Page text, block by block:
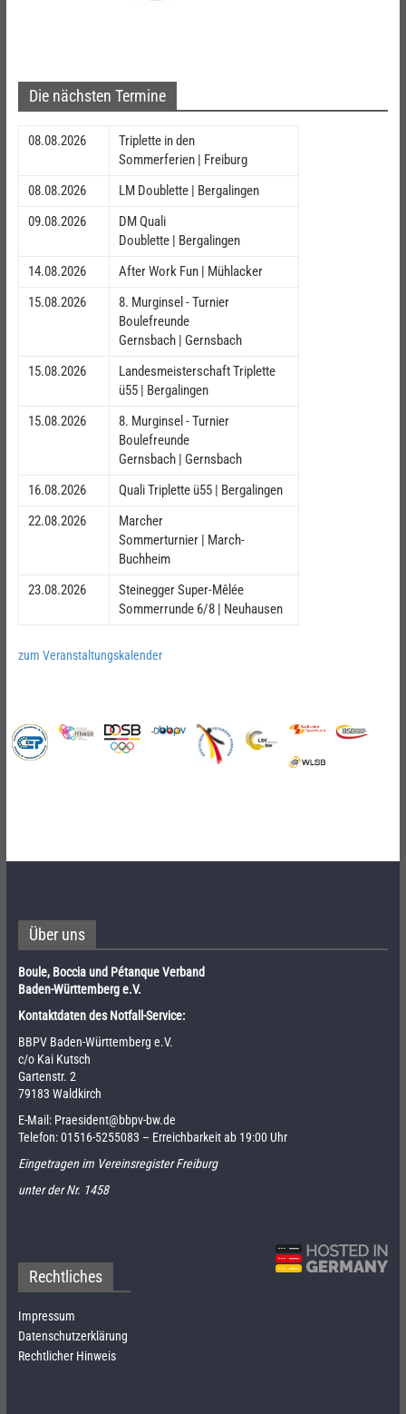
Die nächsten Termine
08.08.2026
Triplette in den
Sommerferien | Freiburg
08.08.2026
LM Doublette | Bergalingen
09.08.2026
DM Quali
Doublette | Bergalingen
14.08.2026
After Work Fun | Mühlacker
15.08.2026
8. Murginsel - Turnier
Boulefreunde
Gernsbach | Gernsbach
15.08.2026
Landesmeisterschaft Triplette
ü55 | Bergalingen
15.08.2026
8. Murginsel - Turnier
Boulefreunde
Gernsbach | Gernsbach
16.08.2026
Quali Triplette ü55 | Bergalingen
22.08.2026
Marcher
Sommerturnier | March-
Buchheim
23.08.2026
Steinegger Super-Mêlée
Sommerrunde 6/8 | Neuhausen
zum Veranstaltungskalender
Über uns
Boule, Boccia und Pétanque Verband
Baden-Württemberg e.V.
Kontaktdaten des Notfall-Service:
BBPV Baden-Württemberg e.V.
c/o Kai Kutsch
Gartenstr. 2
79183 Waldkirch
E-Mail: Praesident@bbpv-bw.de
Telefon:01516-5255083 – Erreichbarkeit ab 19:00 Uhr
Eingetragen im Vereinsregister Freiburg
unter der Nr. 1458
Rechtliches
Impressum
Datenschutzerklärung
Rechtlicher Hinweis